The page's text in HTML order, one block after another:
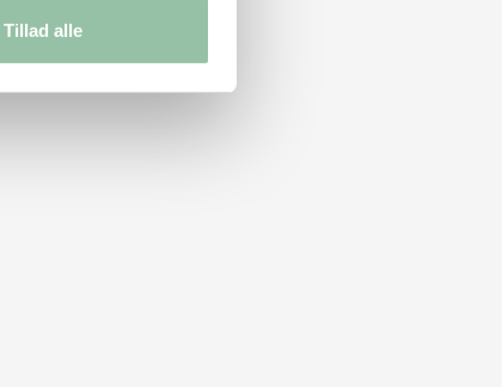
Tillad alle